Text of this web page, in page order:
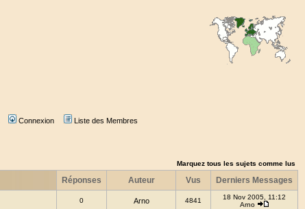
Connexion Liste des Membres
Marquez tous les sujets comme lus
Réponses Auteur Vus Derniers Messages
0 Arno 4841
18 Nov 2005, 11:12
Arno